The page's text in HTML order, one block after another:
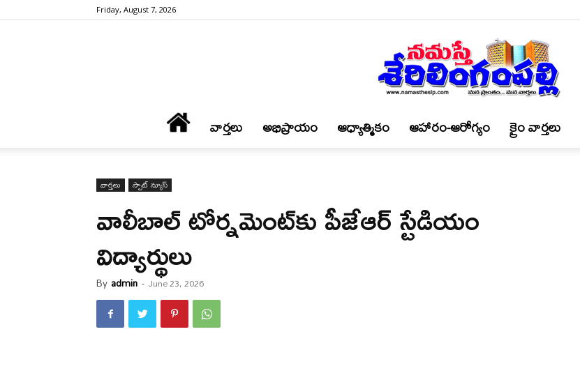
Friday, August 7, 2026
శేరిలింగంపల్లి
వార్త‌లు అభిప్రాయం ఆధ్యాత్మికం ఆహారం-ఆరోగ్యం క్రైం వార్త‌లు
వార్త‌లు స్పాట్ న్యూస్
వాలీబాల్ టోర్న‌మెంట్‌కు పీజేఆర్ స్టేడియం
విద్యార్థులు
By admin - June 23, 2026